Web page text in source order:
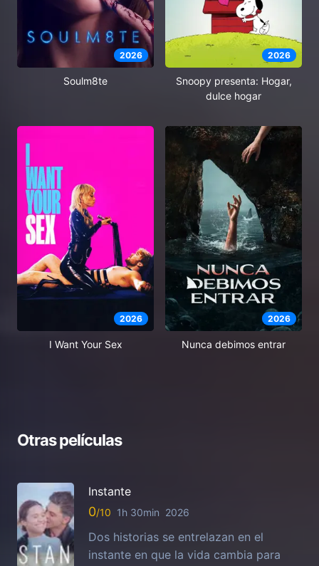
2026
Soulm8te
2026
Snoopy presenta: Hogar,
dulce hogar
2026
I Want Your Sex
2026
Nunca debimos entrar
Otras películas
Instante
0 1h 30min 2026
Dos historias se entrelazan en el
instante en que la vida cambia para